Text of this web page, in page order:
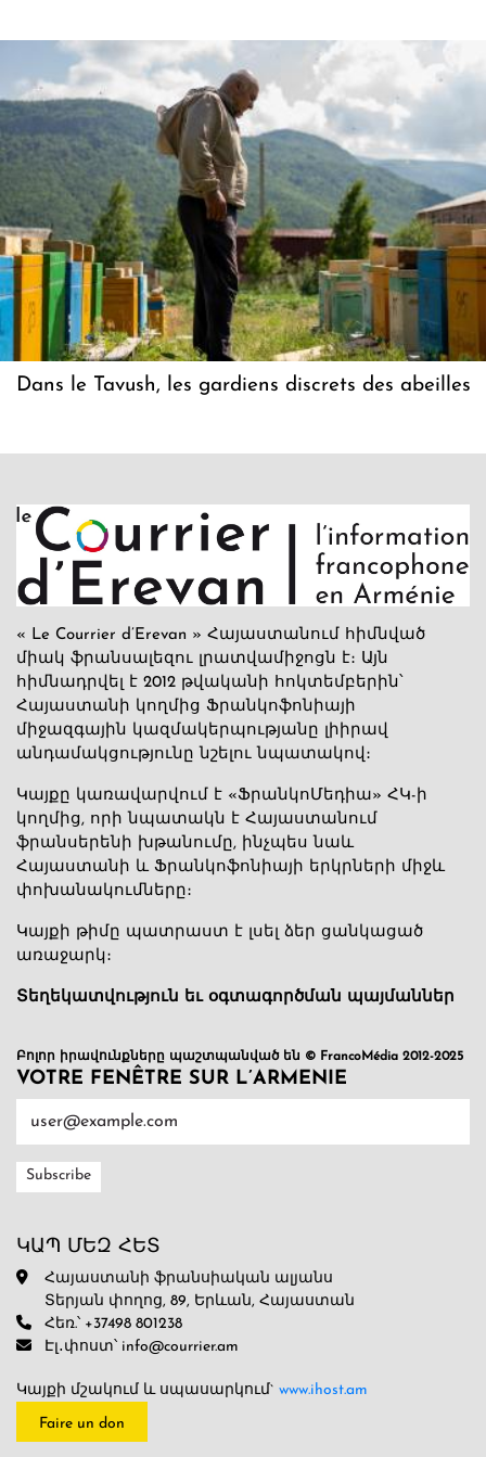
Dans le Tavush, les gardiens discrets des abeilles
« Le Courrier d’Erevan » Հայաստանում հիմնված
միակ ֆրանսալեզու լրատվամիջոցն է։ Այն
հիմնադրվել է 2012 թվականի հոկտեմբերին՝
Հայաստանի կողմից Ֆրանկոֆոնիայի
միջազգային կազմակերպությանը լիիրավ
անդամակցությունը նշելու նպատակով։
Կայքը կառավարվում է «ՖրանկոՄեդիա» ՀԿ-ի
կողմից, որի նպատակն է Հայաստանում
ֆրանսերենի խթանումը, ինչպես նաև
Հայաստանի և Ֆրանկոֆոնիայի երկրների միջև
փոխանակումները։
Կայքի թիմը պատրաստ է լսել ձեր ցանկացած
առաջարկ։
Տեղեկատվություն եւ օգտագործման պայմաններ
Բոլոր իրավունքները պաշտպանված են © FrancoMédia 2012-2025
VOTRE FENÊTRE SUR L’ARMENIE
ԿԱՊ ՄԵԶ ՀԵՏ
Հայաստանի ֆրանսիական ալյանս
Տերյան փողոց, 89, Երևան, Հայաստան
Հեռ.՝ +37498 801238
Էլ․փոստ՝ info@courrier.am
Կայքի մշակում և սպասարկում` www.ihost.am
Faire un don